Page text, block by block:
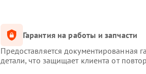
Гарантия на работы и запчасти
Предоставляется документированная
детали, что защищает клиента от